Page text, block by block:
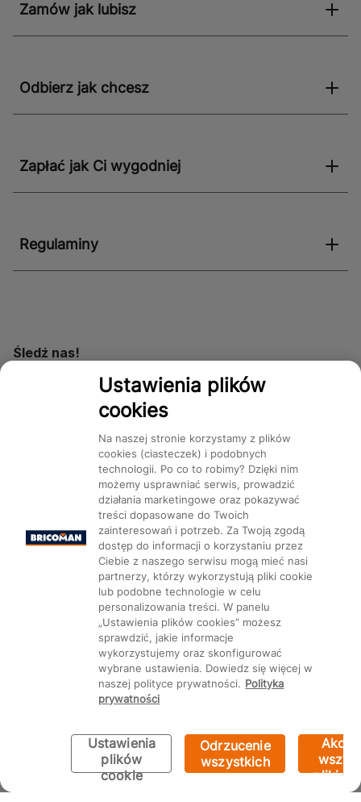
Zamów jak lubisz
Odbierz jak chcesz
Zapłać jak Ci wygodniej
Regulaminy
Śledź nas!
Dostępność
Bricoman 2026 ©
Kategorie Produkty Marki CMS
Ustawienia plików cookie
Ustawienia plików
cookies
Na naszej stronie korzystamy z plików
cookies (ciasteczek) i podobnych
technologii. Po co to robimy? Dzięki nim
możemy usprawniać serwis, prowadzić
działania marketingowe oraz pokazywać
treści dopasowane do Twoich
zainteresowań i potrzeb. Za Twoją zgodą
dostęp do informacji o korzystaniu przez
Ciebie z naszego serwisu mogą mieć nasi
partnerzy, którzy wykorzystują pliki cookie
lub podobne technologie w celu
personalizowania treści. W panelu
„Ustawienia plików cookies” możesz
sprawdzić, jakie informacje
wykorzystujemy oraz skonfigurować
wybrane ustawienia. Dowiedz się więcej w
naszej polityce prywatności. Polityka
prywatności
Ustawienia
plików
cookie
Odrzucenie
wszystkich
pliki